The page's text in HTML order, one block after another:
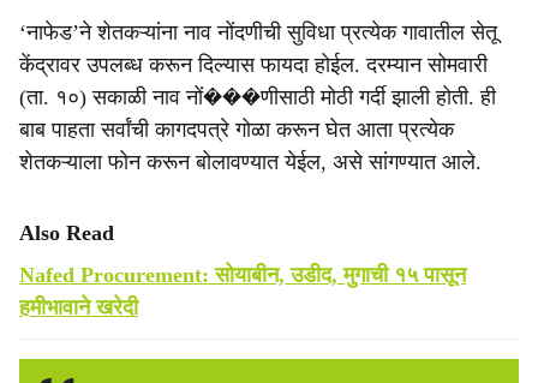
‘नाफेड’ने शेतकऱ्यांना नाव नोंदणीची सुविधा प्रत्येक गावातील सेतू
केंद्रावर उपलब्ध करून दिल्यास फायदा होईल. दरम्यान सोमवारी
(ता. १०) सकाळी नाव नों���णीसाठी मोठी गर्दी झाली होती. ही
बाब पाहता सर्वांची कागदपत्रे गोळा करून घेत आता प्रत्येक
शेतकऱ्याला फोन करून बोलावण्यात येईल, असे सांगण्यात आले.
Also Read
Nafed Procurement: सोयाबीन, उडीद, मुगाची १५ पासून
हमीभावाने खरेदी